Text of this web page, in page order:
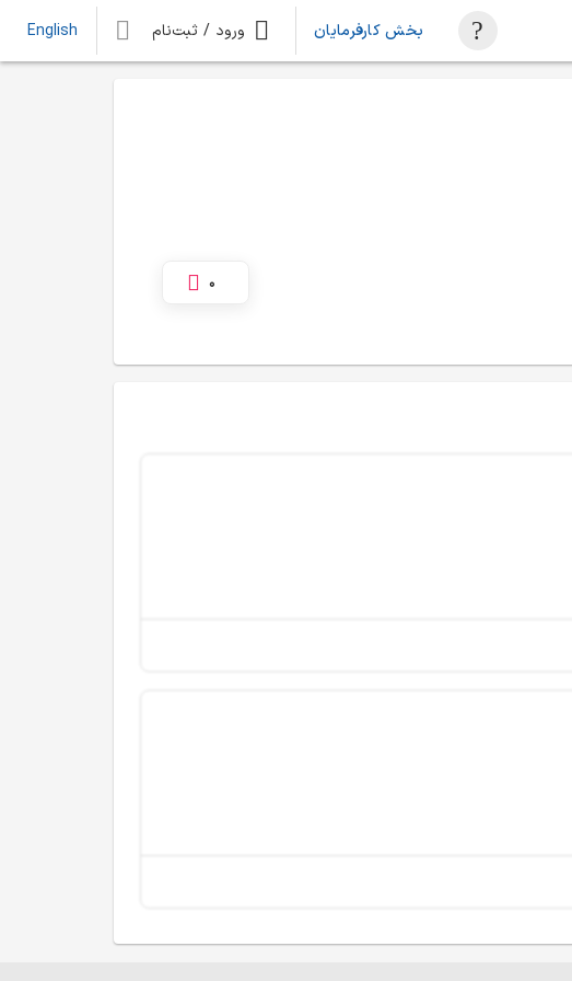
بخش کارفرمایان ورود / ثبت‌نام English
0